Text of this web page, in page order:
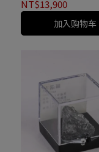
NT$13,900
加入购物车